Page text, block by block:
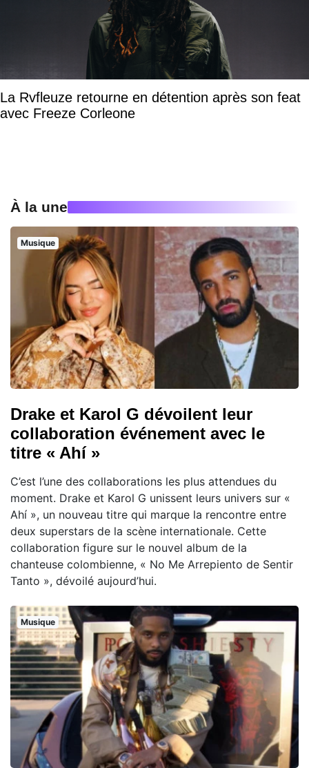
La Rvfleuze retourne en détention après son feat
avec Freeze Corleone
À la une
Musique
Drake et Karol G dévoilent leur
collaboration événement avec le
titre « Ahí »
C’est l’une des collaborations les plus attendues du
moment. Drake et Karol G unissent leurs univers sur «
Ahí », un nouveau titre qui marque la rencontre entre
deux superstars de la scène internationale. Cette
collaboration figure sur le nouvel album de la
chanteuse colombienne, « No Me Arrepiento de Sentir
Tanto », dévoilé aujourd’hui.
Musique